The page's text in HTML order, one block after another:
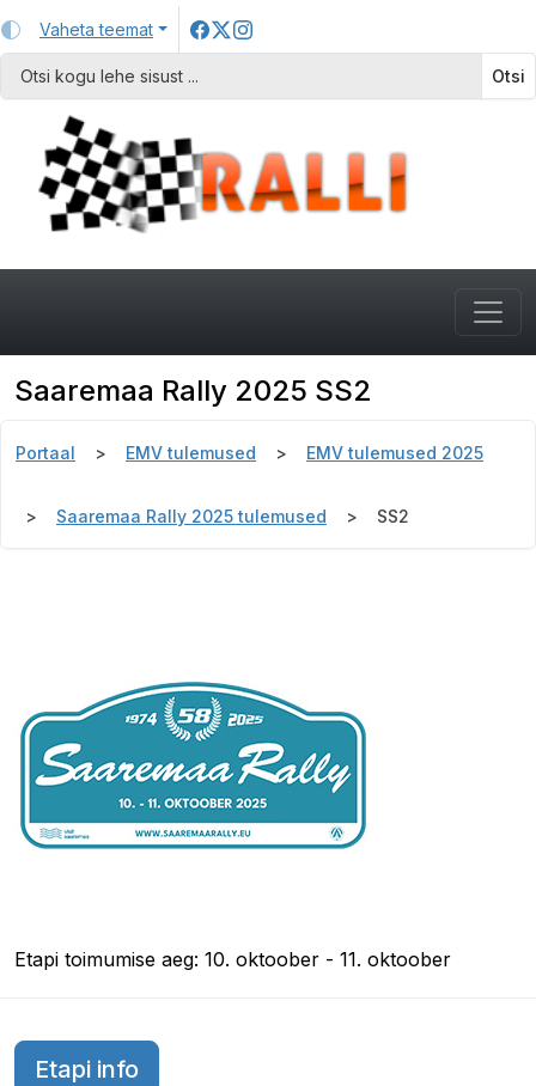
Vaheta teemat
Otsi
Saaremaa Rally 2025 SS2
Portaal EMV tulemused EMV tulemused 2025
Saaremaa Rally 2025 tulemused SS2
Etapi toimumise aeg: 10. oktoober - 11. oktoober
Etapi info